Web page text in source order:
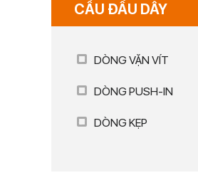
CẦU ĐẤU DÂY
DÒNG VẶN VÍT
DÒNG PUSH-IN
DÒNG KẸP